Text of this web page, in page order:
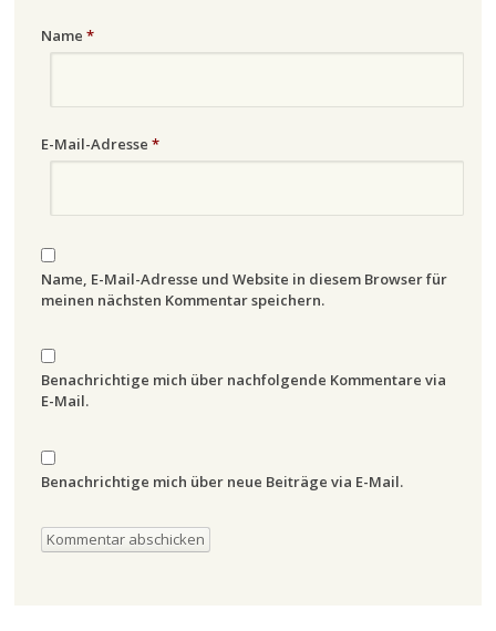
Name *
E-Mail-Adresse *
Name, E-Mail-Adresse und Website in diesem Browser für
meinen nächsten Kommentar speichern.
Benachrichtige mich über nachfolgende Kommentare via
E-Mail.
Benachrichtige mich über neue Beiträge via E-Mail.